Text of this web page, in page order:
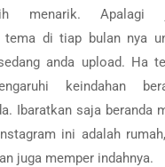
menarik. Apalagi
tema di tiap bulan nya
anda upload. Ha
keindahan
Ibaratkan saja beranda
ini adalah
juga memper indahnya.